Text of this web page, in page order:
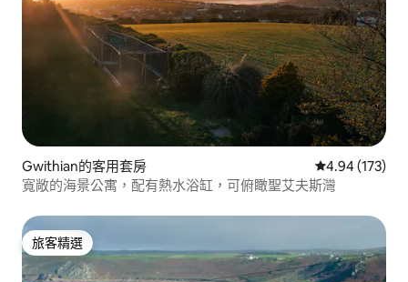
Gwithian的客用套房 從 173 則評價
4.94 (173)
寬敞的海景公寓，配有熱水浴缸，可俯瞰聖艾夫斯灣
旅客精選
旅客精選